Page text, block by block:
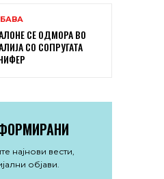
СЕ ОДМОРА ВО
СО СОПРУГАТА
најнови вести,
објави.